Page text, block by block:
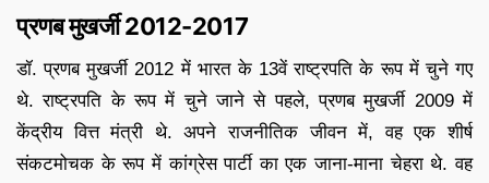
प्रणब मुखर्जी 2012-2017
डॉ. प्रणब मुखर्जी 2012 में भारत के 13वें राष्ट्रपति के रूप में चुने गए
थे. राष्ट्रपति के रूप में चुने जाने से पहले, प्रणब मुखर्जी 2009 में
केंद्रीय वित्त मंत्री थे. अपने राजनीतिक जीवन में, वह एक शीर्ष
संकटमोचक के रूप में कांग्रेस पार्टी का एक जाना-माना चेहरा थे. वह